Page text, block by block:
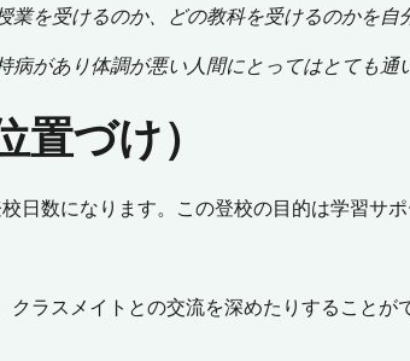
業を受けるのか、どの教科を受けるのかを自
があり体調が悪い人間にとってはとても通
置づけ）
日数になります。この登校の目的は学習サ
ラスメイトとの交流を深めたりすることが